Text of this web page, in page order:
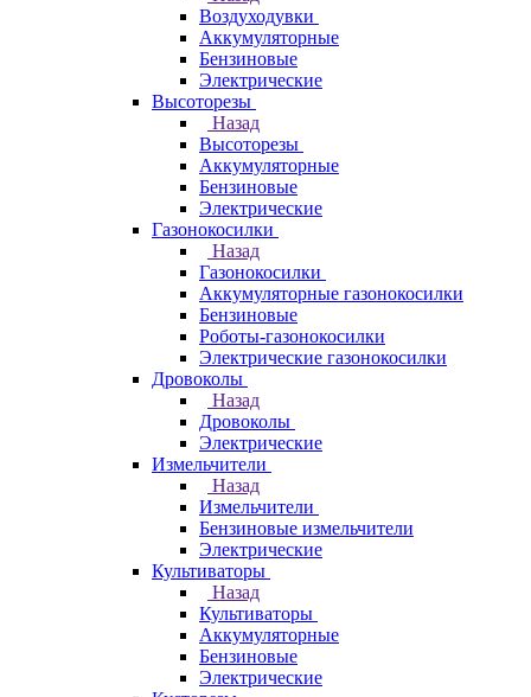
Воздуходувки
Аккумуляторные
Бензиновые
Электрические
Высоторезы
Назад
Высоторезы
Аккумуляторные
Бензиновые
Электрические
Газонокосилки
Назад
Газонокосилки
Аккумуляторные газонокосилки
Бензиновые
Роботы-газонокосилки
Электрические газонокосилки
Дровоколы
Назад
Дровоколы
Электрические
Измельчители
Назад
Измельчители
Бензиновые измельчители
Электрические
Культиваторы
Назад
Культиваторы
Аккумуляторные
Бензиновые
Электрические